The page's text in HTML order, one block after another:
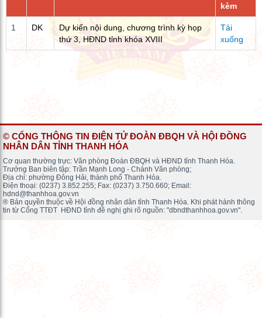
kèm
1 DK
Dự kiến nội dung, chương trình kỳ họp
thứ 3, HĐND tỉnh khóa XVIII
Tải
xuống
© CỔNG THÔNG TIN ĐIỆN TỬ ĐOÀN ĐBQH VÀ HỘI ĐỒNG
NHÂN DÂN TỈNH THANH HÓA
Cơ quan thường trực: Văn phòng Đoàn ĐBQH và HĐND tỉnh Thanh Hóa.
Trưởng Ban biên tập: Trần Mạnh Long - Chánh Văn phòng;
Địa chỉ: phường Đông Hải, thành phố Thanh Hóa.
Điện thoại: (0237) 3.852.255; Fax: (0237) 3.750.660; Email:
hdnd@thanhhoa.gov.vn
® Bản quyền thuộc về Hội đồng nhân dân tỉnh Thanh Hóa. Khi phát hành thông
tin từ Cổng TTĐT HĐND tỉnh đề nghị ghi rõ nguồn: "dbndthanhhoa.gov.vn".